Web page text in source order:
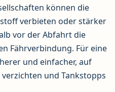
können die
verbieten oder stärker
vor der Abfahrt die
Fährverbindung. Für eine
und einfacher, auf
und Tankstopps